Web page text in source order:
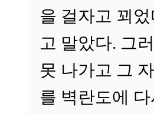
을 걸자고 꾀
고 말았다. 그
못 나가고 그
를 벽란도에